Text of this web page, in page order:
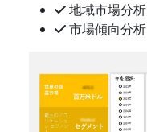
地域市場分析
市場傾向分析